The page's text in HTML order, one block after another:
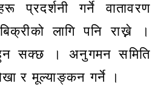
प्रदर्शनी गर्ने वातावरण
लागि पनि राख्ने ।
सक्छ । अनुगमन समिति
र मूल्याङ्कन गर्ने ।